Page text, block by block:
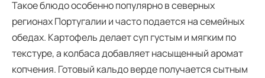
Такое блюдо особенно популярно в северных
регионах Португалии и часто подается на семейных
обедах. Картофель делает суп густым и мягким по
текстуре, а колбаса добавляет насыщенный аромат
копчения. Готовый кальдо верде получается сытным